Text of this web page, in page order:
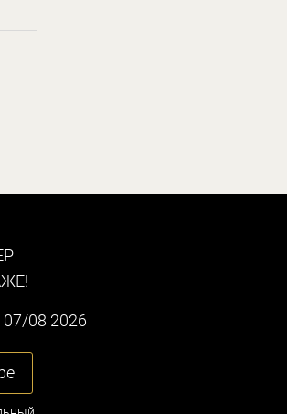
07/08 2026